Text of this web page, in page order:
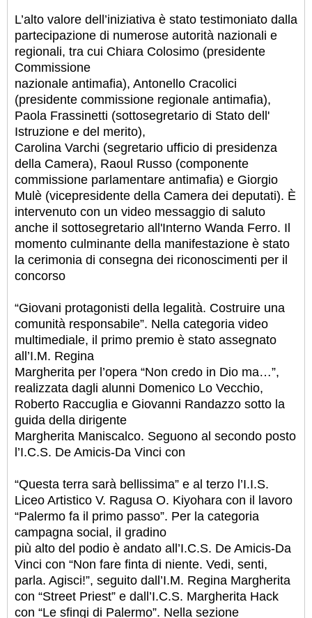
L’alto valore dell’iniziativa è stato testimoniato dalla
partecipazione di numerose autorità nazionali e
regionali, tra cui Chiara Colosimo (presidente
Commissione
nazionale antimafia), Antonello Cracolici
(presidente commissione regionale antimafia),
Paola Frassinetti (sottosegretario di Stato dell'
Istruzione e del merito),
Carolina Varchi (segretario ufficio di presidenza
della Camera), Raoul Russo (componente
commissione parlamentare antimafia) e Giorgio
Mulè (vicepresidente della Camera dei deputati). È
intervenuto con un video messaggio di saluto
anche il sottosegretario all'Interno Wanda Ferro. Il
momento culminante della manifestazione è stato
la cerimonia di consegna dei riconoscimenti per il
concorso
“Giovani protagonisti della legalità. Costruire una
comunità responsabile”. Nella categoria video
multimediale, il primo premio è stato assegnato
all’I.M. Regina
Margherita per l’opera “Non credo in Dio ma…”,
realizzata dagli alunni Domenico Lo Vecchio,
Roberto Raccuglia e Giovanni Randazzo sotto la
guida della dirigente
Margherita Maniscalco. Seguono al secondo posto
l’I.C.S. De Amicis-Da Vinci con
“Questa terra sarà bellissima” e al terzo l’I.I.S.
Liceo Artistico V. Ragusa O. Kiyohara con il lavoro
“Palermo fa il primo passo”. Per la categoria
campagna social, il gradino
più alto del podio è andato all’I.C.S. De Amicis-Da
Vinci con “Non fare finta di niente. Vedi, senti,
parla. Agisci!”, seguito dall’I.M. Regina Margherita
con “Street Priest” e dall’I.C.S. Margherita Hack
con “Le sfingi di Palermo”. Nella sezione